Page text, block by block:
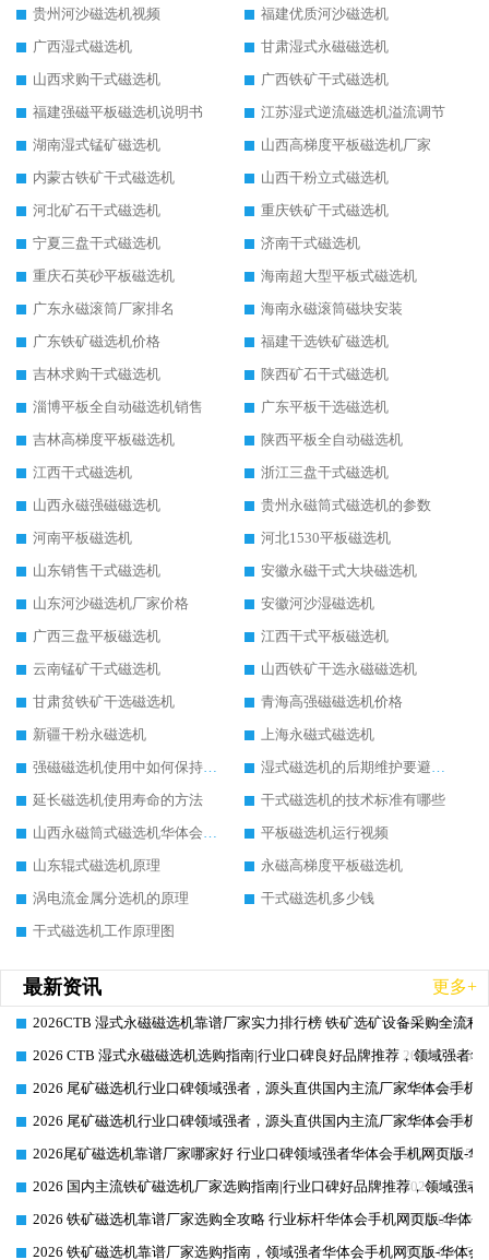
贵州河沙磁选机视频
福建优质河沙磁选机
广西湿式磁选机
甘肃湿式永磁磁选机
山西求购干式磁选机
广西铁矿干式磁选机
福建强磁平板磁选机说明书
江苏湿式逆流磁选机溢流调节
湖南湿式锰矿磁选机
山西高梯度平板磁选机厂家
内蒙古铁矿干式磁选机
山西干粉立式磁选机
河北矿石干式磁选机
重庆铁矿干式磁选机
宁夏三盘干式磁选机
济南干式磁选机
重庆石英砂平板磁选机
海南超大型平板式磁选机
广东永磁滚筒厂家排名
海南永磁滚筒磁块安装
广东铁矿磁选机价格
福建干选铁矿磁选机
吉林求购干式磁选机
陕西矿石干式磁选机
淄博平板全自动磁选机销售
广东平板干选磁选机
吉林高梯度平板磁选机
陕西平板全自动磁选机
江西干式磁选机
浙江三盘干式磁选机
山西永磁强磁磁选机
贵州永磁筒式磁选机的参数
河南平板磁选机
河北1530平板磁选机
山东销售干式磁选机
安徽永磁干式大块磁选机
山东河沙磁选机厂家价格
安徽河沙湿磁选机
广西三盘平板磁选机
江西干式平板磁选机
云南锰矿干式磁选机
山西铁矿干选永磁磁选机
甘肃贫铁矿干选磁选机
青海高强磁磁选机价格
新疆干粉永磁选机
上海永磁式磁选机
强磁磁选机使用中如何保持其顺畅运行
湿式磁选机的后期维护要避开哪些坑
延长磁选机使用寿命的方法
干式磁选机的技术标准有哪些
山西永磁筒式磁选机华体会手机网页版-华体会(中国)
平板磁选机运行视频
山东辊式磁选机原理
永磁高梯度平板磁选机
涡电流金属分选机的原理
干式磁选机多少钱
干式磁选机工作原理图
最新资讯 更多+
2026-06-25
2026CTB 湿式永磁磁选机靠谱厂家实力排行榜 铁矿选矿设备采购全流程
2026-06-25
2026 CTB 湿式永磁磁选机选购指南|行业口碑良好品牌推荐，领域强者
2026-06-25
2026 尾矿磁选机行业口碑领域强者，源头直供国内主流厂家华体会手机
2026-06-25
2026 尾矿磁选机行业口碑领域强者，源头直供国内主流厂家华体会手机
2026-06-25
2026尾矿磁选机靠谱厂家哪家好 行业口碑领域强者华体会手机网页版-华
2026-06-25
2026 国内主流铁矿磁选机厂家选购指南|行业口碑好品牌推荐，领域强者
2026-06-25
2026 铁矿磁选机靠谱厂家选购全攻略 行业标杆华体会手机网页版-华体
2026-06-25
2026 铁矿磁选机靠谱厂家选购指南，领域强者华体会手机网页版-华体会